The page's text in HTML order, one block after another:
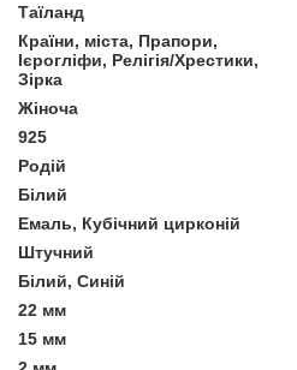
Таїланд
Країни, міста, Прапори,
Ієрогліфи, Релігія/Хрестики,
Зірка
Жіноча
925
Родій
Білий
Емаль, Кубічний цирконій
Штучний
Білий, Синій
22 мм
15 мм